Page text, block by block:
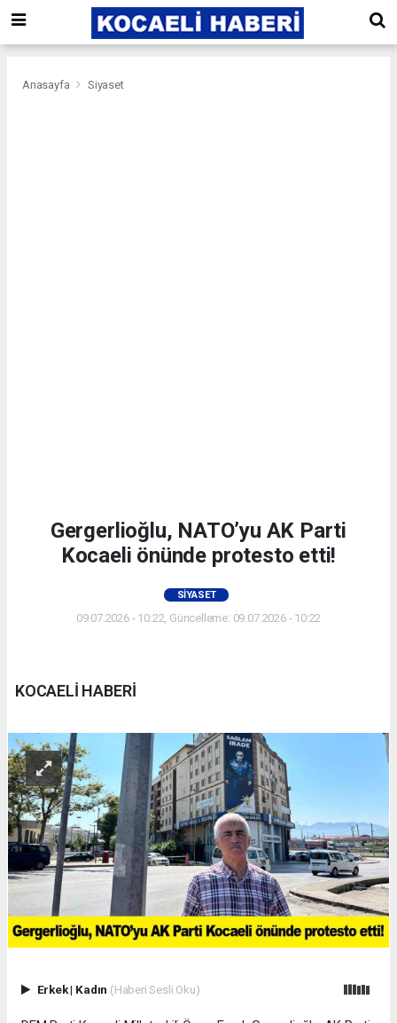
Anasayfa Siyaset
Gergerlioğlu, NATO’yu AK Parti
Kocaeli önünde protesto etti!
SIYASET
09.07.2026 - 10:22, Güncelleme: 09.07.2026 - 10:22
KOCAELİ HABERİ
Erkek| Kadın (Haberi Sesli Oku)